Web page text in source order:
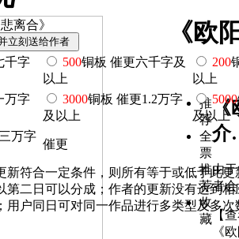
千字
500铜板 催更六千字及
以上
200
以上
万字
3000铜板 催更1.2万字
及以上
5000
及以上
万字
催更
新符合一定条件，则所有等于或低于此
第二日可以分成；作者的更新没有达到
用户同日可对同一作品进行多类型及多
《欧
推
荐
全
票
推
荐
收
藏
《
由
者
【
《